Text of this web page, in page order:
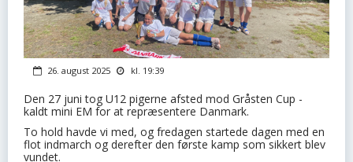
26. august 2025 kl. 19:39
Den 27 juni tog U12 pigerne afsted mod Gråsten Cup -
kaldt mini EM for at repræsentere Danmark.
To hold havde vi med, og fredagen startede dagen med en
flot indmarch og derefter den første kamp som sikkert blev
vundet.